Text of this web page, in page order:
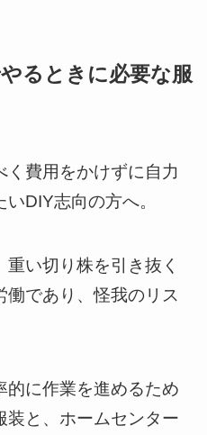
るときに必要な服
く費用をかけずに自力
DIY志向の方へ。
い切り株を引き抜く
であり、怪我のリス
的に作業を進めるため
装と、ホームセンター